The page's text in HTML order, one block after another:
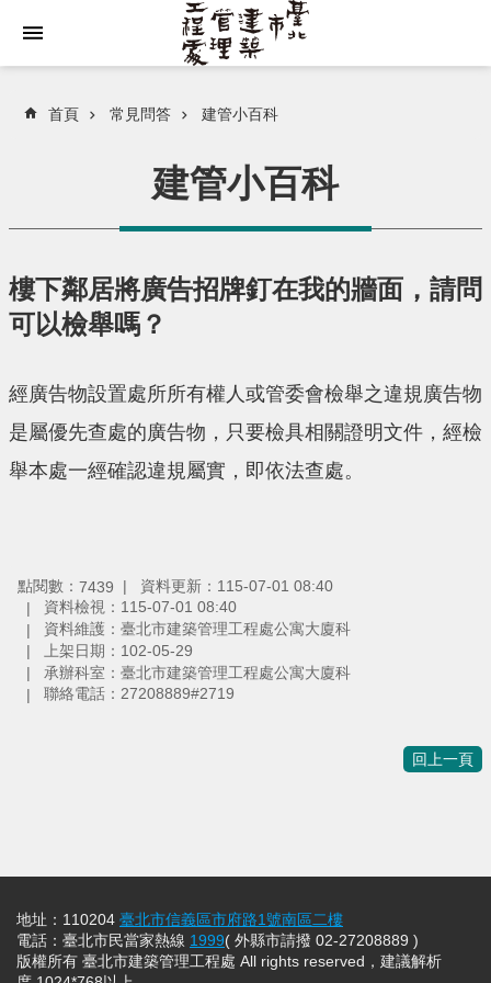
首頁 常見問答 建管小百科
建管小百科
樓下鄰居將廣告招牌釘在我的牆面，請問
可以檢舉嗎？
經廣告物設置處所所有權人或管委會檢舉之違規廣告物
是屬優先查處的廣告物，只要檢具相關證明文件，經檢
舉本處一經確認違規屬實，即依法查處。
點閱數： 7439
資料更新：115-07-01 08:40
資料檢視：115-07-01 08:40
資料維護：臺北市建築管理工程處公寓大廈科
上架日期：102-05-29
承辦科室：臺北市建築管理工程處公寓大廈科
聯絡電話：27208889#2719
回上一頁
地址：110204 臺北市信義區市府路1號南區二樓
電話：臺北市民當家熱線 1999( 外縣市請撥 02-27208889 )
版權所有 臺北市建築管理工程處 All rights reserved，建議解析